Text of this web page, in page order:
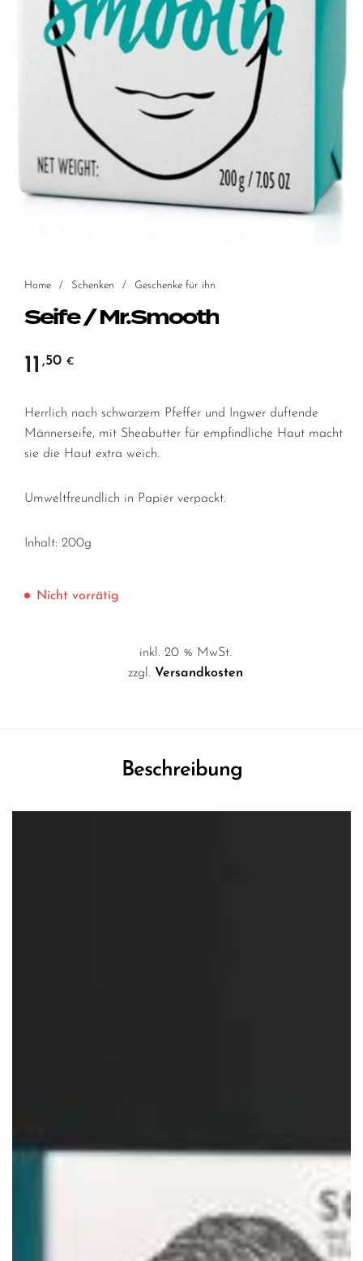
Home / Schenken / Geschenke für ihn
Seife / Mr.Smooth
11 ,50 €
Herrlich nach schwarzem Pfeffer und Ingwer duftende
Männerseife, mit Sheabutter für empfindliche Haut macht
sie die Haut extra weich.
Umweltfreundlich in Papier verpackt.
Inhalt: 200g
Nicht vorrätig
inkl. 20 % MwSt.
zzgl. Versandkosten
Beschreibung